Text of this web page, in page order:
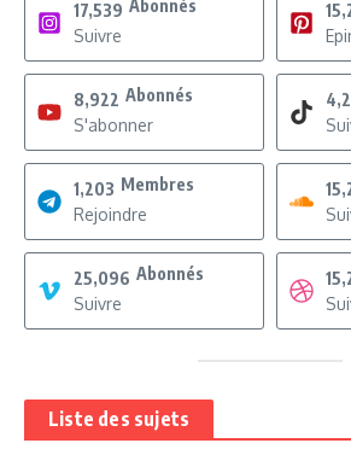
17,539 Abonnés
Suivre
8,922 Abonnés
S'abonner
1,203 Membres
Rejoindre
25,096 Abonnés
Suivre
Liste des sujets